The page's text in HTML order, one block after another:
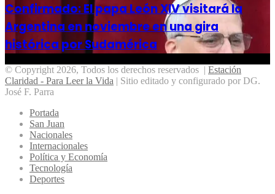
Confirmado: El papa León XIV visitará la
Argentina en noviembre en una gira
histórica por Sudamérica
© Copyright 2026, Todos los derechos reservados | Estación
Claridad - Para Leer la Vida | Sitio editado y configurado por DG.
José F. Parra
Portada
San Juan
Nacionales
Internacionales
Política y Economía
Tecnología
Deportes